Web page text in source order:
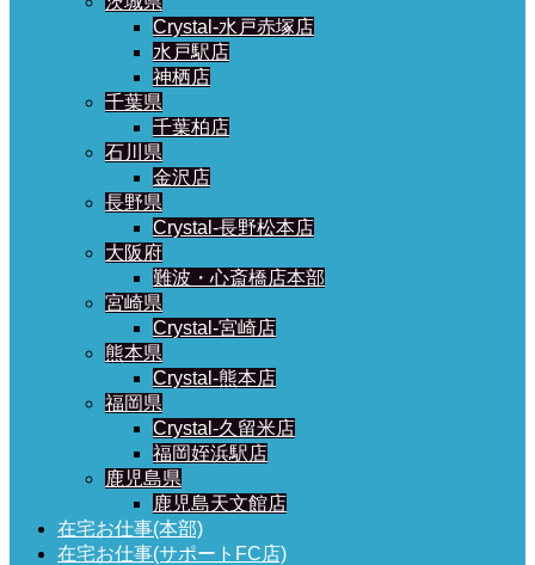
Crystal-水戸赤塚店
水戸駅店
神栖店
千葉県
千葉柏店
石川県
金沢店
長野県
Crystal-長野松本店
大阪府
難波・心斎橋店本部
宮崎県
Crystal-宮崎店
熊本県
Crystal-熊本店
福岡県
Crystal-久留米店
福岡姪浜駅店
鹿児島県
鹿児島天文館店
在宅お仕事(本部)
在宅お仕事(サポートFC店)